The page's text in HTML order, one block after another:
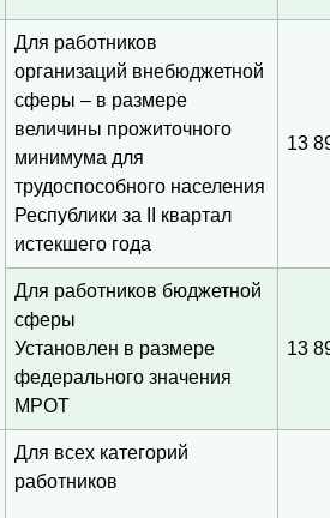
Для работников
организаций внебюджетной
сферы – в размере
величины прожиточного
минимума для
трудоспособного населения
Республики за II квартал
истекшего года
13
Для работников бюджетной
сферы
Установлен в размере
федерального значения
МРОТ
13
Для всех категорий
работников